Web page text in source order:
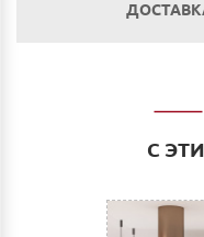
Наличным и
адресу: г.
расчетный счет.
Сбербанк Онлайн.
С